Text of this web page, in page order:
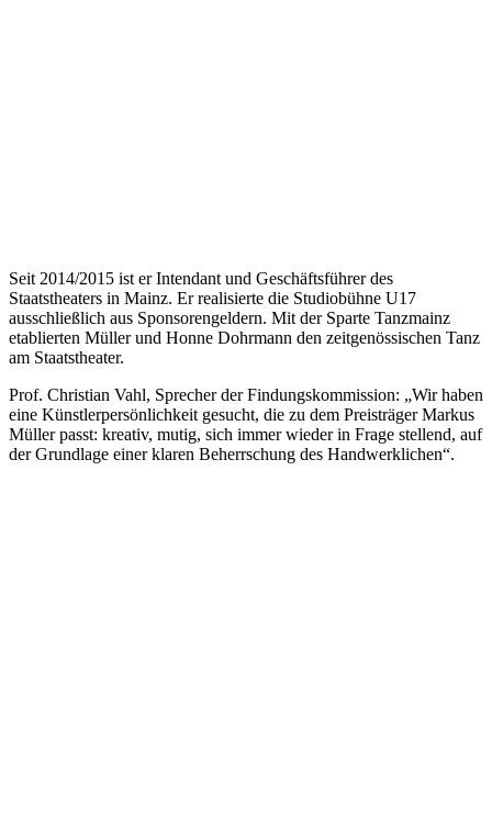
Seit 2014/2015 ist er Intendant und Geschäftsführer des
Staatstheaters in Mainz. Er realisierte die Studiobühne U17
ausschließlich aus Sponsorengeldern. Mit der Sparte Tanzmainz
etablierten Müller und Honne Dohrmann den zeitgenössischen Tanz
am Staatstheater.
Prof. Christian Vahl, Sprecher der Findungskommission: „Wir haben
eine Künstlerpersönlichkeit gesucht, die zu dem Preisträger Markus
Müller passt: kreativ, mutig, sich immer wieder in Frage stellend, auf
der Grundlage einer klaren Beherrschung des Handwerklichen“.